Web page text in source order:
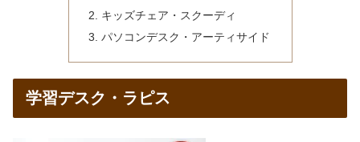
キッズチェア・スクーディ
パソコンデスク・アーティサイド
学習デスク・ラピス